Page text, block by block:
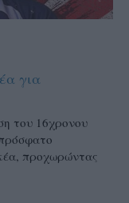
για
του 16χρονου
προχωρώντας